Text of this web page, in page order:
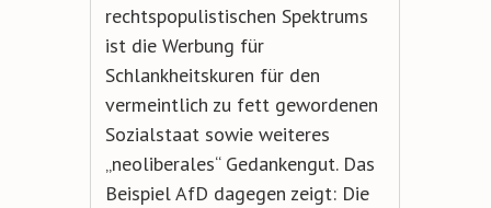
rechtspopulistischen Spektrums
ist die Werbung für
Schlankheitskuren für den
vermeintlich zu fett gewordenen
Sozialstaat sowie weiteres
„neoliberales“ Gedankengut. Das
Beispiel AfD dagegen zeigt: Die